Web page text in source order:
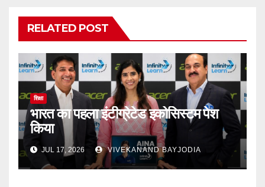
RELATED POST
शिक्षा
भारत का पहला इंटीग्रेटेड इकोसिस्टम पेश
किया
JUL 17, 2026 VIVEKANAND BAYJODIA